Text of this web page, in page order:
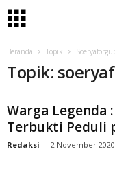
Beranda Topik
Topik:
Warga Legenda
Terbukti Peduli
Redaksi - 2 November 2020